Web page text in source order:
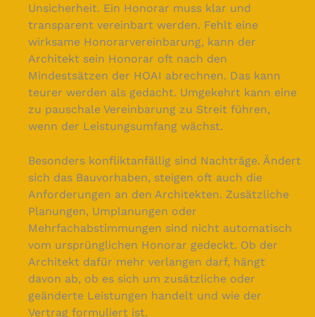
Unsicherheit. Ein Honorar muss klar und
transparent vereinbart werden. Fehlt eine
wirksame Honorarvereinbarung, kann der
Architekt sein Honorar oft nach den
Mindestsätzen der HOAI abrechnen. Das kann
teurer werden als gedacht. Umgekehrt kann eine
zu pauschale Vereinbarung zu Streit führen,
wenn der Leistungsumfang wächst.
Besonders konfliktanfällig sind Nachträge. Ändert
sich das Bauvorhaben, steigen oft auch die
Anforderungen an den Architekten. Zusätzliche
Planungen, Umplanungen oder
Mehrfachabstimmungen sind nicht automatisch
vom ursprünglichen Honorar gedeckt. Ob der
Architekt dafür mehr verlangen darf, hängt
davon ab, ob es sich um zusätzliche oder
geänderte Leistungen handelt und wie der
Vertrag formuliert ist.